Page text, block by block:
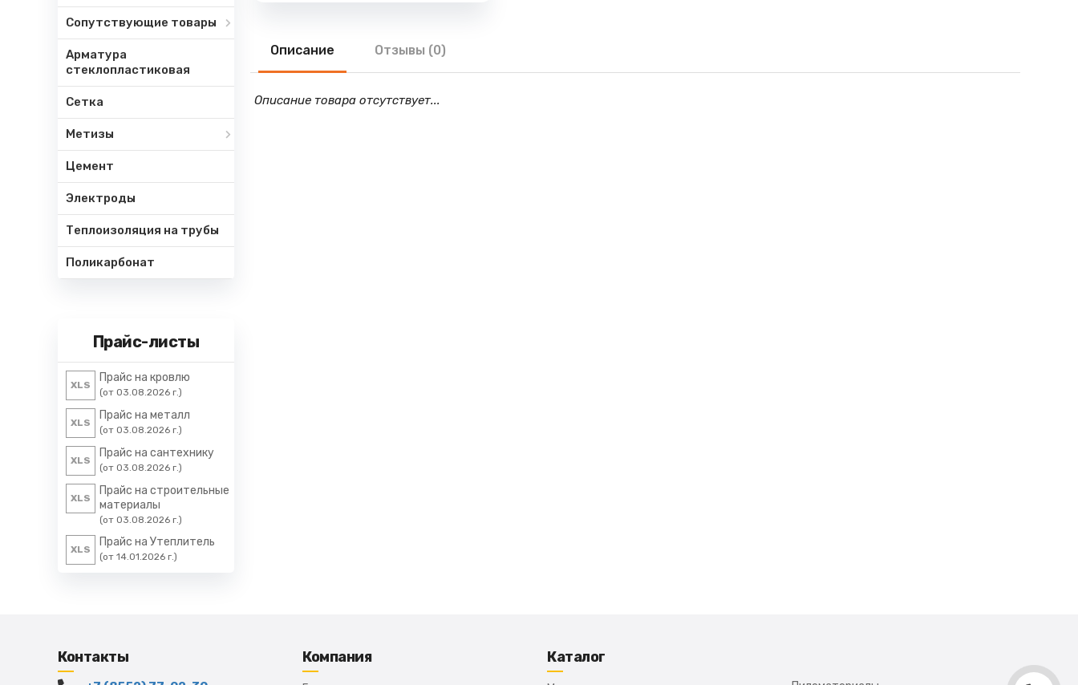
Сопутствующие товары
Арматура
стеклопластиковая
Сетка
Метизы
Цемент
Электроды
Теплоизоляция на трубы
Поликарбонат
Прайс-листы
XLS
Прайс на кровлю
(от 03.08.2026 г.)
XLS
Прайс на металл
(от 03.08.2026 г.)
XLS
Прайс на сантехнику
(от 03.08.2026 г.)
XLS
Прайс на строительные
материалы
(от 03.08.2026 г.)
XLS
Прайс на Утеплитель
(от 14.01.2026 г.)
Описание Отзывы (0)
Описание товара отсутствует...
Контакты Компания Каталог